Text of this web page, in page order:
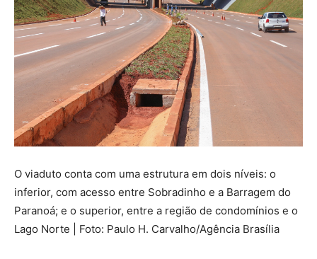
O viaduto conta com uma estrutura em dois níveis: o
inferior, com acesso entre Sobradinho e a Barragem do
Paranoá; e o superior, entre a região de condomínios e o
Lago Norte | Foto: Paulo H. Carvalho/Agência Brasília